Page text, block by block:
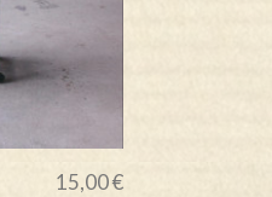
15,00 €